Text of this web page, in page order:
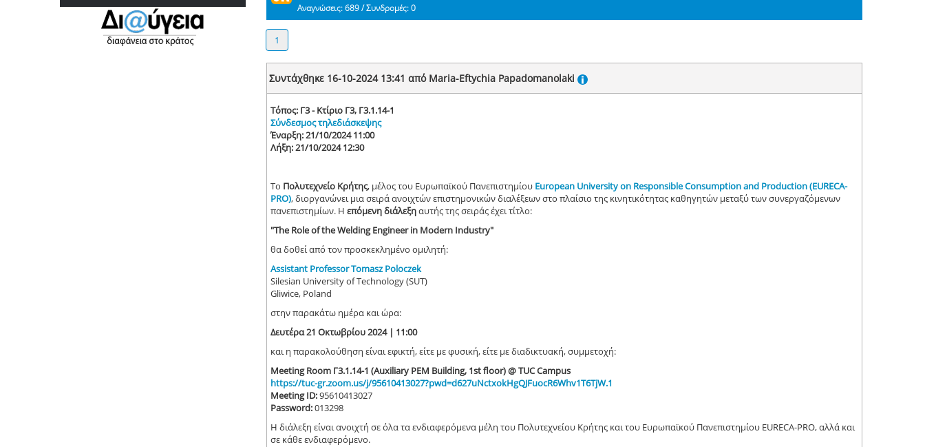
Αναγνώσεις: 689 / Συνδρομές: 0
1
Συντάχθηκε 16-10-2024 13:41 από Maria-Eftychia Papadomanolaki
Τόπος: Γ3 - Κτίριο Γ3, Γ3.1.14-1
Σύνδεσμος τηλεδιάσκεψης
Έναρξη: 21/10/2024 11:00
Λήξη: 21/10/2024 12:30
Το Πολυτεχνείο Κρήτης, μέλος του Ευρωπαϊκού Πανεπιστημίου European University on Responsible Consumption and Production (EURECA-
PRO), διοργανώνει μια σειρά ανοιχτών επιστημονικών διαλέξεων στο πλαίσιο της κινητικότητας καθηγητών μεταξύ των συνεργαζόμενων
πανεπιστημίων. Ηεπόμενη διάλεξηαυτής της σειράς έχει τίτλο:
"The Role of the Welding Engineer in Modern Industry"
θα δοθεί από τον προσκεκλημένο ομιλητή:
Assistant Professor Tomasz Poloczek
Silesian University of Technology (SUT)
Gliwice, Poland
στην παρακάτω ημέρα και ώρα:
Δευτέρα 21 Οκτωβρίου 2024 | 11:00
και η παρακολούθηση είναι εφικτή, είτε με φυσική, είτε με διαδικτυακή, συμμετοχή:
Meeting Room Γ3.1.14-1 (Auxiliary PEM Building, 1st floor) @ TUC Campus
https://tuc-gr.zoom.us/j/95610413027?pwd=d627uNctxokHgQJFuocR6Whv1T6TjW.1
Meeting ID:95610413027
Password:013298
Η διάλεξη είναι ανοιχτή σε όλα τα ενδιαφερόμενα μέλη του Πολυτεχνείου Κρήτης και του Ευρωπαϊκού Πανεπιστημίου EURECA-PRO, αλλά και
σε κάθε ενδιαφερόμενο.